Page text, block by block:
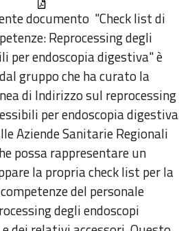
documento "Check list di
Reprocessing degli
per endoscopia digestiva" è
gruppo che ha curato la
di Indirizzo sul reprocessing
per endoscopia digestiva
Aziende Sanitarie Regionali
possa rappresentare un
la propria check list per la
del personale
degli endoscopi